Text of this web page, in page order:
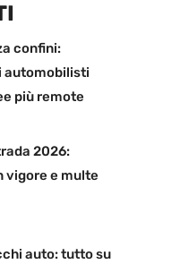
confini:
automobilisti
più remote
2026:
vigore e multe
auto: tutto su